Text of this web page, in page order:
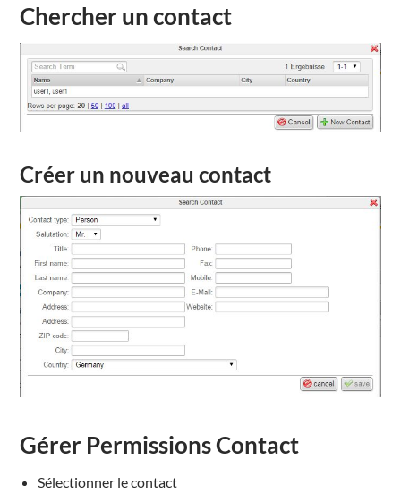
Chercher un contact
Créer un nouveau contact
Gérer Permissions Contact
Sélectionner le contact